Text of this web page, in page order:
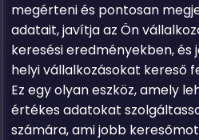
megérteni és pontosan
adatait, javítja az Ön
keresési eredményekben,
helyi vállalkozásokat kereső
Ez egy olyan eszköz, amely
értékes adatokat
számára, ami jobb